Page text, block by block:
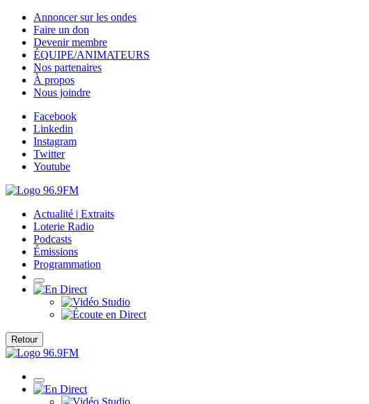
Annoncer sur les ondes
Faire un don
Devenir membre
ÉQUIPE/ANIMATEURS
Nos partenaires
À propos
Nous joindre
Facebook
Linkedin
Instagram
Twitter
Youtube
Actualité | Extraits
Loterie Radio
Podcasts
Émissions
Programmation
Retour